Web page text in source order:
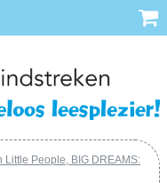
Little People, BIG DREAMS: